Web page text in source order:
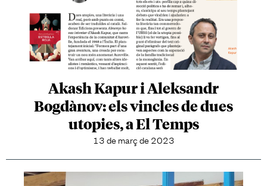
Akash Kapur i Aleksandr
Bogdànov: els vincles de dues
utopies, a El Temps
13 de març de 2023